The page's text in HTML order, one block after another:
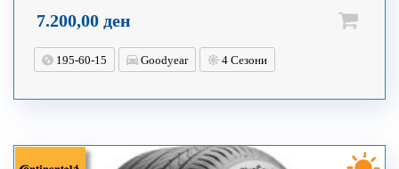
7.200,00 ден
195-60-15 Goodyear 4 Сезони